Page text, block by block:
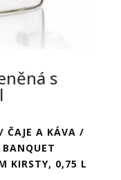
s
/ ČAJE A KÁVA /
KIRSTY, 0,75 L